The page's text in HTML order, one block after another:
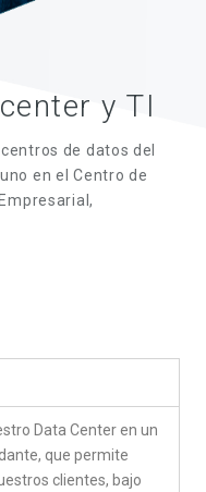
y TI
de datos del
en el Centro de
Data Center en un
que permite
clientes, bajo